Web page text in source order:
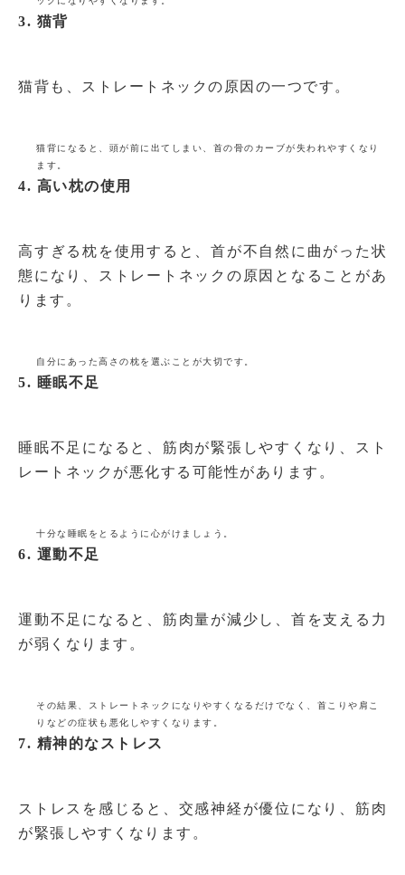
3. 猫背
猫背も、ストレートネックの原因の一つです。
猫背になると、頭が前に出てしまい、首の骨のカーブが失われやすくなり
ます。
4. 高い枕の使用
高すぎる枕を使用すると、首が不自然に曲がった状
態になり、ストレートネックの原因となることがあ
ります。
自分にあった高さの枕を選ぶことが大切です。
5. 睡眠不足
睡眠不足になると、筋肉が緊張しやすくなり、スト
レートネックが悪化する可能性があります。
十分な睡眠をとるように心がけましょう。
6. 運動不足
運動不足になると、筋肉量が減少し、首を支える力
が弱くなります。
その結果、ストレートネックになりやすくなるだけでなく、首こりや肩こ
りなどの症状も悪化しやすくなります。
7. 精神的なストレス
ストレスを感じると、交感神経が優位になり、筋肉
が緊張しやすくなります。